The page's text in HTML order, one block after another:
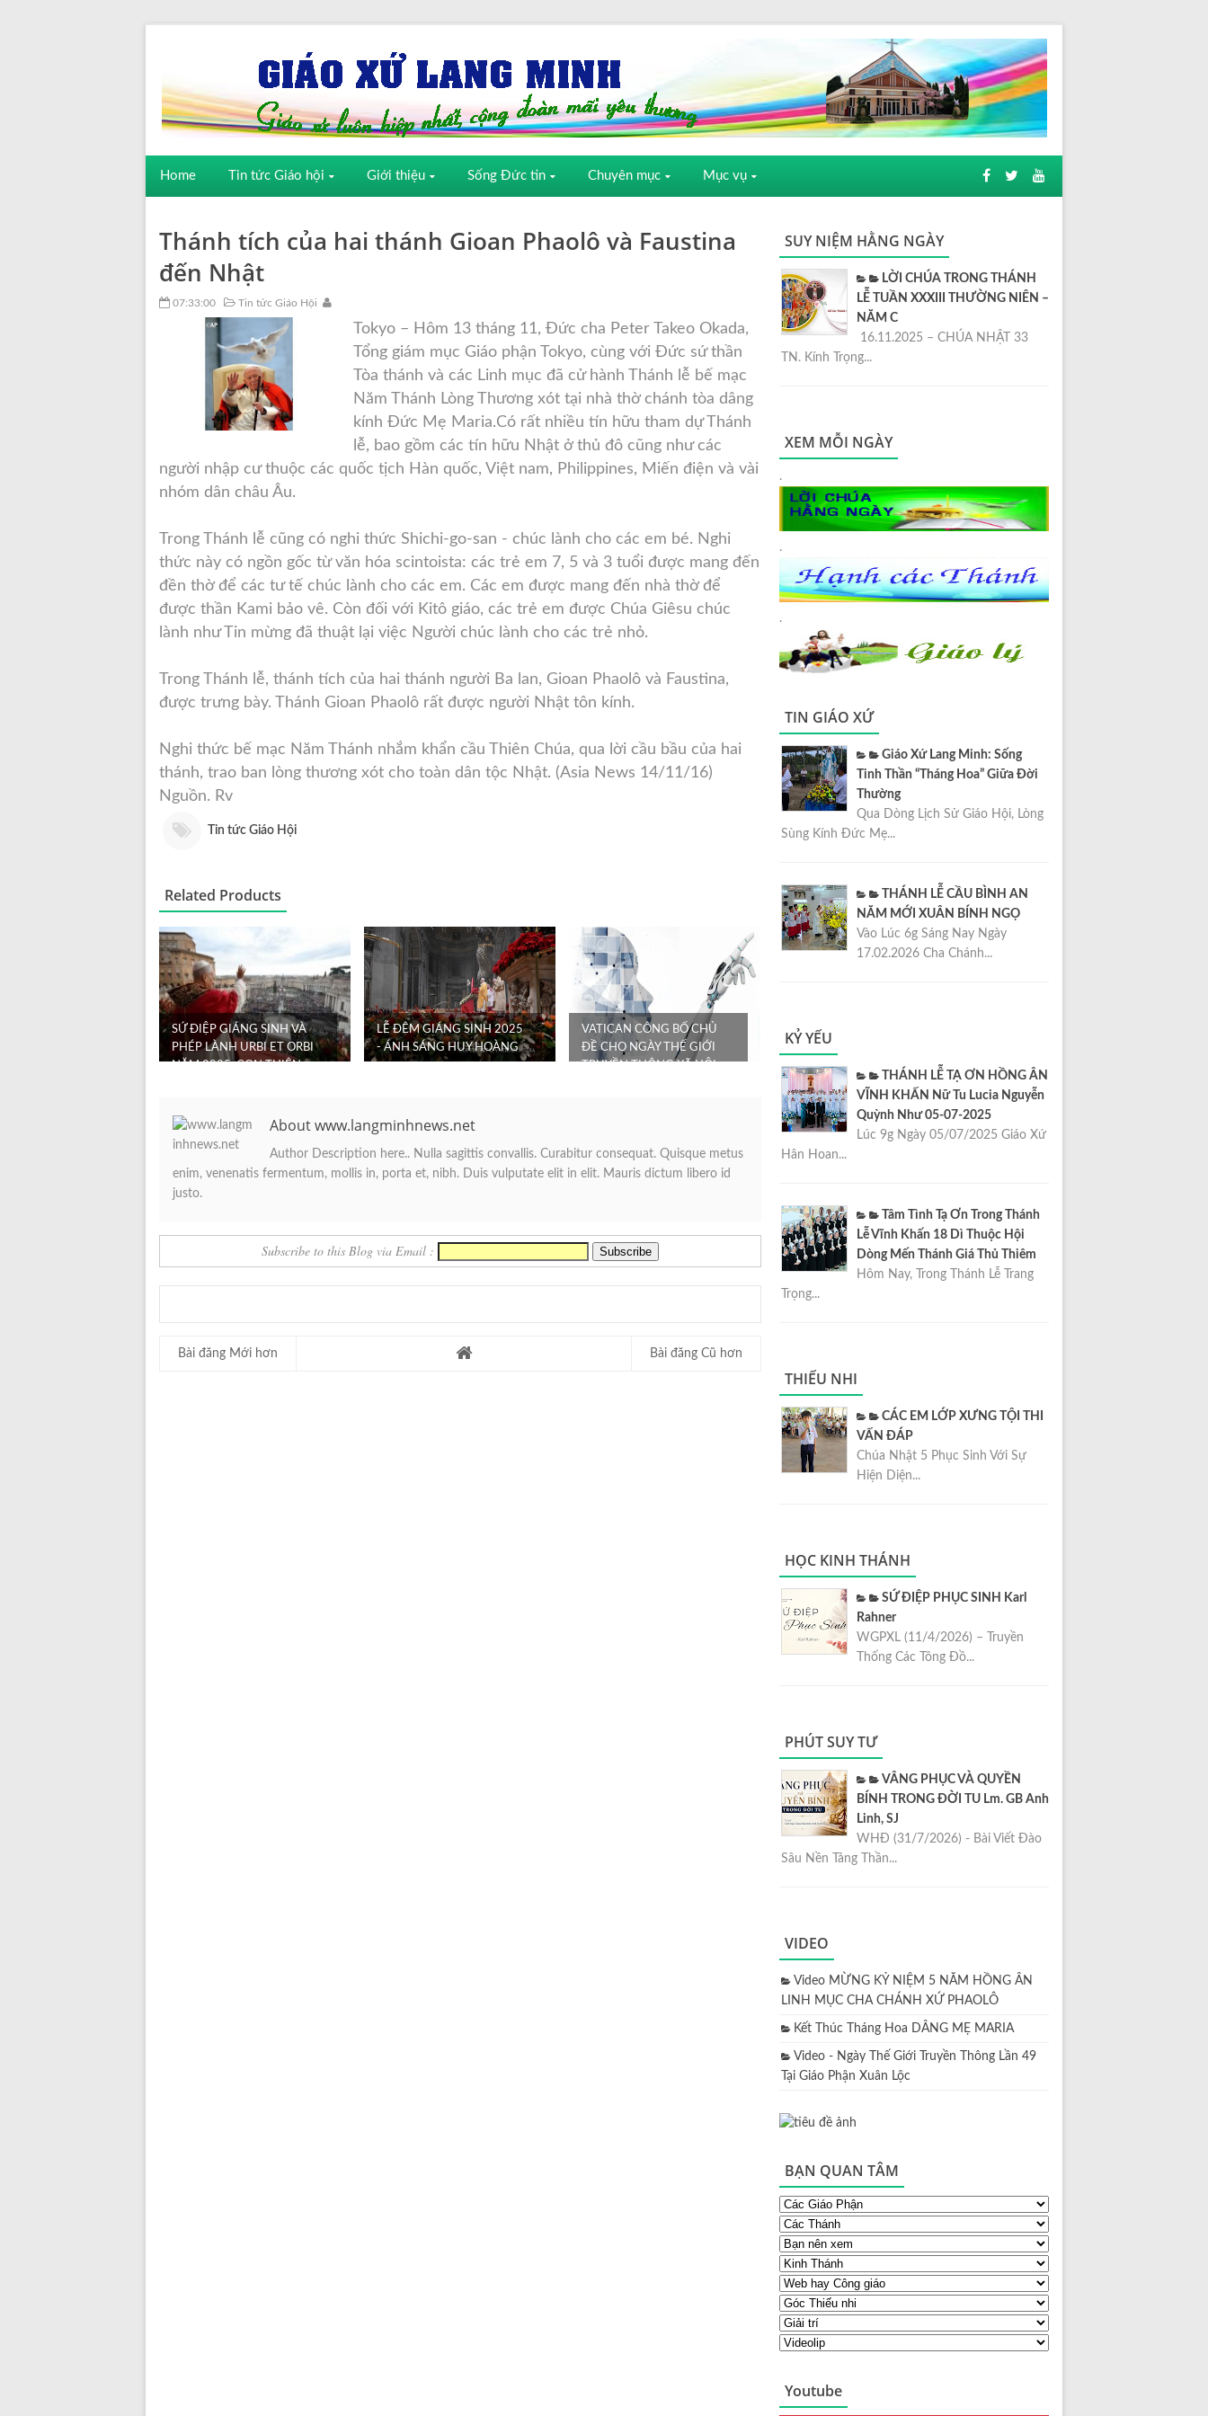
Home Tin tức Giáo hội Giới thiệu Sống Đức tin Chuyên mục Mục vụ
Thánh tích của hai thánh Gioan Phaolô và Faustina
đến Nhật
07:33:00 Tin tức Giáo Hội
Tokyo – Hôm 13 tháng 11, Đức cha Peter Takeo Okada,
Tổng giám mục Giáo phận Tokyo, cùng với Đức sứ thần
Tòa thánh và các Linh mục đã cử hành Thánh lễ bế mạc
Năm Thánh Lòng Thương xót tại nhà thờ chánh tòa dâng
kính Đức Mẹ Maria.Có rất nhiều tín hữu tham dự Thánh
lễ, bao gồm các tín hữu Nhật ở thủ đô cũng như các
người nhập cư thuộc các quốc tịch Hàn quốc, Việt nam, Philippines, Miến điện và vài
nhóm dân châu Âu.
Trong Thánh lễ cũng có nghi thức Shichi-go-san - chúc lành cho các em bé. Nghi
thức này có ngồn gốc từ văn hóa scintoista: các trẻ em 7, 5 và 3 tuổi được mang đến
đền thờ để các tư tế chúc lành cho các em. Các em được mang đến nhà thờ để
được thần Kami bảo vê. Còn đối với Kitô giáo, các trẻ em được Chúa Giêsu chúc
lành như Tin mừng đã thuật lại việc Người chúc lành cho các trẻ nhỏ.
Trong Thánh lễ, thánh tích của hai thánh người Ba lan, Gioan Phaolô và Faustina,
được trưng bày. Thánh Gioan Phaolô rất được người Nhật tôn kính.
Nghi thức bế mạc Năm Thánh nhắm khẩn cầu Thiên Chúa, qua lời cầu bầu của hai
thánh, trao ban lòng thương xót cho toàn dân tộc Nhật. (Asia News 14/11/16)
Nguồn. Rv
Tin tức Giáo Hội
Related Products
SỨ ĐIỆP GIÁNG SINH VÀ
PHÉP LÀNH URBI ET ORBI
NĂM 2025: CON THIÊN
LỄ ĐÊM GIÁNG SINH 2025
- ÁNH SÁNG HUY HOÀNG
VATICAN CÔNG BỐ CHỦ
ĐỀ CHO NGÀY THẾ GIỚI
TRUYỀN THÔNG XÃ HỘI
About www.langminhnews.net
Author Description here.. Nulla sagittis convallis. Curabitur consequat. Quisque metus
enim, venenatis fermentum, mollis in, porta et, nibh. Duis vulputate elit in elit. Mauris dictum libero id
justo.
Subscribe to this Blog via Email :
Bài đăng Mới hơn Bài đăng Cũ hơn
SUY NIỆM HẰNG NGÀY
LỜI CHÚA TRONG THÁNH
LỄ TUẦN XXXIII THƯỜNG NIÊN –
NĂM C
16.11.2025 – CHÚA NHẬT 33
TN. Kính Trọng...
XEM MỖI NGÀY
.
.
.
TIN GIÁO XỨ
Giáo Xứ Lang Minh: Sống
Tinh Thần “Tháng Hoa” Giữa Đời
Thường
Qua Dòng Lịch Sử Giáo Hội, Lòng
Sùng Kính Đức Mẹ...
THÁNH LỄ CẦU BÌNH AN
NĂM MỚI XUÂN BÍNH NGỌ
Vào Lúc 6g Sáng Nay Ngày
17.02.2026 Cha Chánh...
KỶ YẾU
THÁNH LỄ TẠ ƠN HỒNG ÂN
VĨNH KHẤN Nữ Tu Lucia Nguyễn
Quỳnh Như 05-07-2025
Lúc 9g Ngày 05/07/2025 Giáo Xứ
Hân Hoan...
Tâm Tình Tạ Ơn Trong Thánh
Lễ Vĩnh Khấn 18 Dì Thuộc Hội
Dòng Mến Thánh Giá Thủ Thiêm
Hôm Nay, Trong Thánh Lễ Trang
Trọng...
THIẾU NHI
CÁC EM LỚP XƯNG TỘI THI
VẤN ĐÁP
Chúa Nhật 5 Phục Sinh Với Sự
Hiện Diện...
HỌC KINH THÁNH
SỨ ĐIỆP PHỤC SINH Karl
Rahner
WGPXL (11/4/2026) – Truyền
Thống Các Tông Đồ...
PHÚT SUY TƯ
VÂNG PHỤC VÀ QUYỀN
BÍNH TRONG ĐỜI TU Lm. GB Anh
Linh, SJ
WHĐ (31/7/2026) - Bài Viết Đào
Sâu Nền Tảng Thần...
VIDEO
Video MỪNG KỶ NIỆM 5 NĂM HỒNG ÂN
LINH MỤC CHA CHÁNH XỨ PHAOLÔ
Kết Thúc Tháng Hoa DÂNG MẸ MARIA
Video - Ngày Thế Giới Truyền Thông Lần 49
Tại Giáo Phận Xuân Lộc
BẠN QUAN TÂM
Youtube